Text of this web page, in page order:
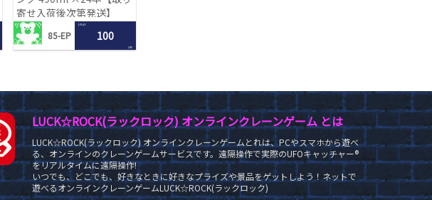
寄せ入荷後次第発送】
85-EP
1 PLAY
100
LRC
LUCK☆ROCK(ラックロック) オンラインクレーンゲーム とは
LUCK☆ROCK(ラックロック) オンラインクレーンゲームとれは、PCやスマホから遊べ
る、オンラインのクレーンゲームサービスです。遠隔操作で実際のUFOキャッチャー®
をリアルタイムに遠隔操作!
いつでも、どこでも、好きなときに好きなプライズや景品をゲットしよう！ネットで
遊べるオンラインクレーンゲームLUCK☆ROCK(ラックロック)